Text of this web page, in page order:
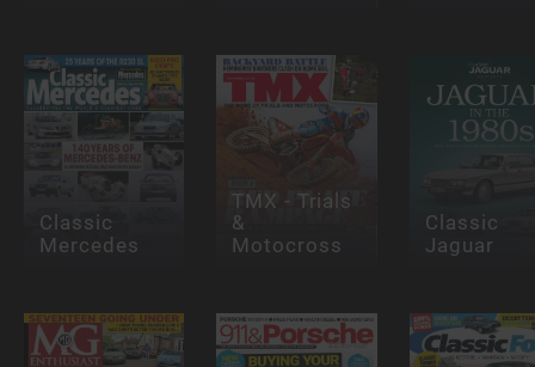
Classic
Mercedes
TMX - Trials
&
Motocross
Classic
Jaguar